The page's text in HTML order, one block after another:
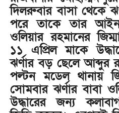
দিলরুবার বাসা থেকে
পরে তাকে তার
ওলিয়ার রহমানের
১১ এপ্রিল মাকে
ঝর্ণার বড় ছেলে আব্দুর
পল্টন মডেল থানায়
সোমবার ঝর্ণার বাবা
উদ্ধারের জন্য